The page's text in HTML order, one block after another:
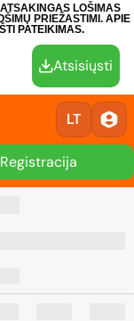
LOŠIMAS
PRIEŽASTIMI. APIE
PATEIKIMAS.
Atsisiųsti
LT
Registracija